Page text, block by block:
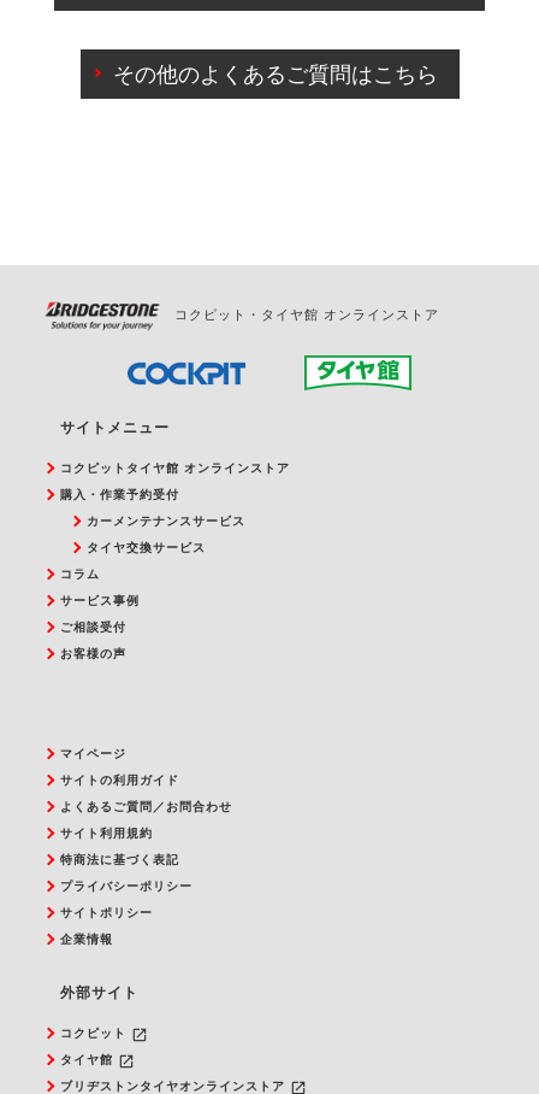
出来ないものもございます。
ご来店予約日の3営業日前を過ぎている場合のご予約
の日時変更につきましては、直接ご予約の店舗まで
その他のよくあるご質問はこちら
コクピット・タイヤ館 オンラインストア
サイトメニュー
コクピットタイヤ館 オンラインストア
購入・作業予約受付
カーメンテナンスサービス
タイヤ交換サービス
コラム
サービス事例
ご相談受付
お客様の声
マイページ
サイトの利用ガイド
よくあるご質問／お問合わせ
サイト利用規約
特商法に基づく表記
プライバシーポリシー
サイトポリシー
企業情報
外部サイト
コクピット launch
タイヤ館 launch
ブリヂストンタイヤオンラインストア launch